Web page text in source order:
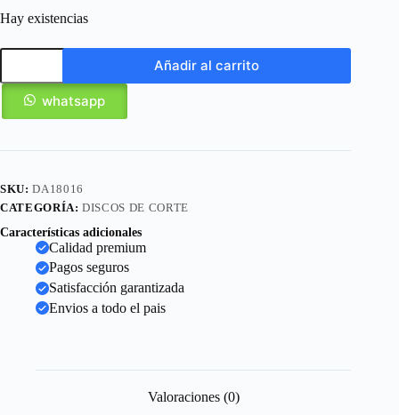
Hay existencias
Añadir al carrito
whatsapp
SKU:DA18016
CATEGORÍA:DISCOS DE CORTE
Características adicionales
Calidad premium
Pagos seguros
Satisfacción garantizada
Envios a todo el pais
Valoraciones (0)